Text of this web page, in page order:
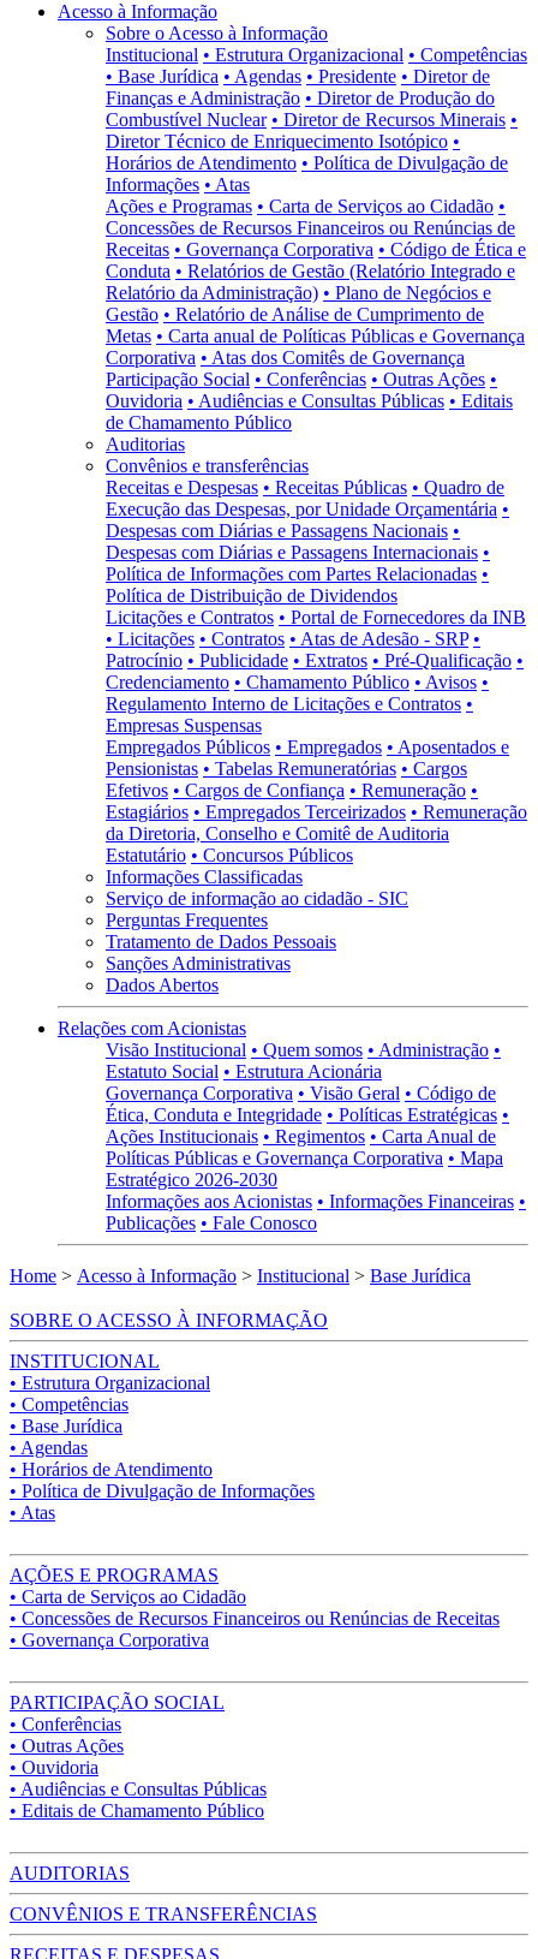
Acesso à Informação
Sobre o Acesso à Informação
Institucional • Estrutura Organizacional • Competências
• Base Jurídica • Agendas • Presidente • Diretor de
Finanças e Administração • Diretor de Produção do
Combustível Nuclear • Diretor de Recursos Minerais •
Diretor Técnico de Enriquecimento Isotópico •
Horários de Atendimento • Política de Divulgação de
Informações • Atas
Ações e Programas • Carta de Serviços ao Cidadão •
Concessões de Recursos Financeiros ou Renúncias de
Receitas • Governança Corporativa • Código de Ética e
Conduta • Relatórios de Gestão (Relatório Integrado e
Relatório da Administração) • Plano de Negócios e
Gestão • Relatório de Análise de Cumprimento de
Metas • Carta anual de Políticas Públicas e Governança
Corporativa • Atas dos Comitês de Governança
Participação Social • Conferências • Outras Ações •
Ouvidoria • Audiências e Consultas Públicas • Editais
de Chamamento Público
Auditorias
Convênios e transferências
Receitas e Despesas • Receitas Públicas • Quadro de
Execução das Despesas, por Unidade Orçamentária •
Despesas com Diárias e Passagens Nacionais •
Despesas com Diárias e Passagens Internacionais •
Política de Informações com Partes Relacionadas •
Política de Distribuição de Dividendos
Licitações e Contratos • Portal de Fornecedores da INB
• Licitações • Contratos • Atas de Adesão - SRP •
Patrocínio • Publicidade • Extratos • Pré-Qualificação •
Credenciamento • Chamamento Público • Avisos •
Regulamento Interno de Licitações e Contratos •
Empresas Suspensas
Empregados Públicos • Empregados • Aposentados e
Pensionistas • Tabelas Remuneratórias • Cargos
Efetivos • Cargos de Confiança • Remuneração •
Estagiários • Empregados Terceirizados • Remuneração
da Diretoria, Conselho e Comitê de Auditoria
Estatutário • Concursos Públicos
Informações Classificadas
Serviço de informação ao cidadão - SIC
Perguntas Frequentes
Tratamento de Dados Pessoais
Sanções Administrativas
Dados Abertos
Relações com Acionistas
Visão Institucional • Quem somos • Administração •
Estatuto Social • Estrutura Acionária
Governança Corporativa • Visão Geral • Código de
Ética, Conduta e Integridade • Políticas Estratégicas •
Ações Institucionais • Regimentos • Carta Anual de
Políticas Públicas e Governança Corporativa • Mapa
Estratégico 2026-2030
Informações aos Acionistas • Informações Financeiras •
Publicações • Fale Conosco
Home > Acesso à Informação > Institucional > Base Jurídica
SOBRE O ACESSO À INFORMAÇÃO
INSTITUCIONAL
• Estrutura Organizacional
• Competências
• Base Jurídica
• Agendas
• Horários de Atendimento
• Política de Divulgação de Informações
• Atas
AÇÕES E PROGRAMAS
• Carta de Serviços ao Cidadão
• Concessões de Recursos Financeiros ou Renúncias de Receitas
• Governança Corporativa
PARTICIPAÇÃO SOCIAL
• Conferências
• Outras Ações
• Ouvidoria
• Audiências e Consultas Públicas
• Editais de Chamamento Público
AUDITORIAS
CONVÊNIOS E TRANSFERÊNCIAS
RECEITAS E DESPESAS